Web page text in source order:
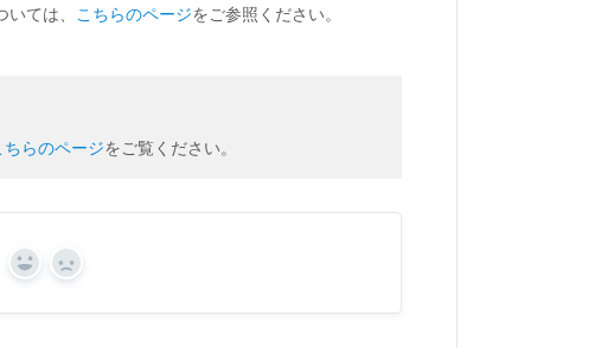
ては、 こちらのページをご参照ください。
ちらのページをご覧ください。
Yes No